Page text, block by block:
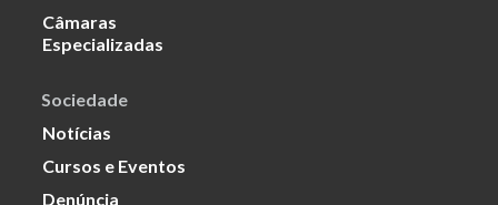
Câmaras
Especializadas
Sociedade
Notícias
Cursos e Eventos
Denúncia